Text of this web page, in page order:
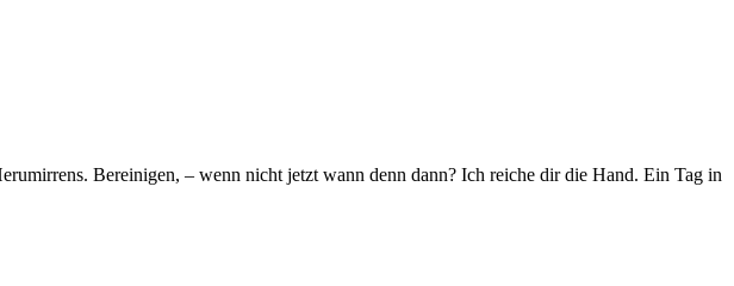
Bereinigen, – wenn nicht jetzt wann denn dann? Ich reiche dir die Hand. Ein Tag in